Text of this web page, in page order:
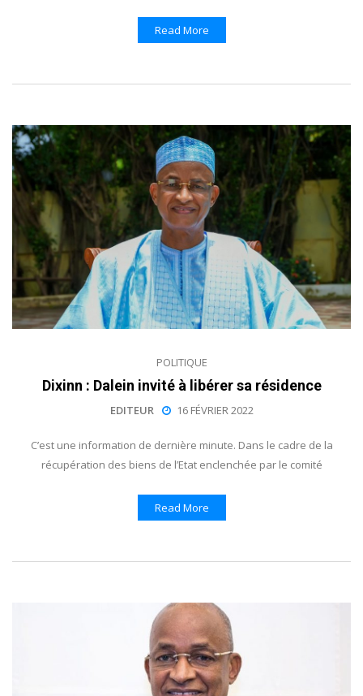
Read More
POLITIQUE
Dixinn : Dalein invité à libérer sa résidence
EDITEUR 16 FÉVRIER 2022
C’est une information de dernière minute. Dans le cadre de la
récupération des biens de l’Etat enclenchée par le comité
Read More